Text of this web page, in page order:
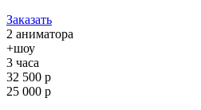
Заказать
2 аниматора
+шоу
3 часа
32 500 р
25 000 р